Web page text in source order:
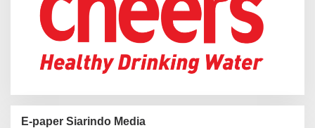
E-paper Siarindo Media